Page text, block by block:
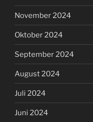
November 2024
Oktober 2024
September 2024
August 2024
Juli 2024
Juni 2024